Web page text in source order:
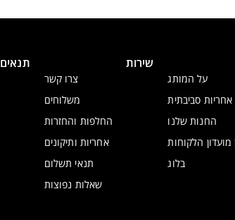
על המותג
אחריות סביבתית
החנות שלנו
מועדון הלקוחות
בלוג
שירות
צרו קשר
משלוחים
החלפות והחזרות
אחריות ותיקונים
תנאי תשלום
שאלות נפוצות
תנאים